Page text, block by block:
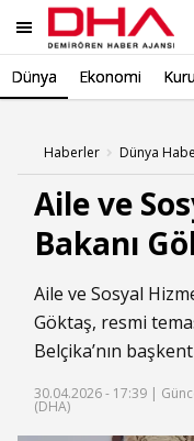
Dünya Ekonomi
Haberler
Aile ve
Bakanı
Aile ve Sosyal
Göktaş, resmi
Belçika’nın
30.04.2026 - 17:39 |
(DHA)